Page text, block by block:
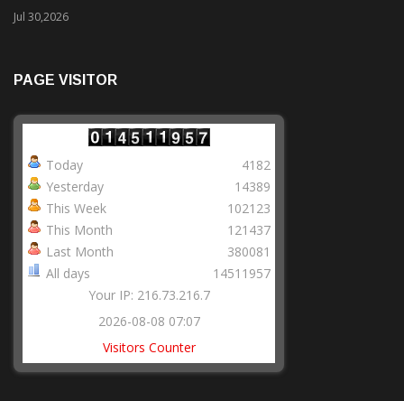
Jul 30,2026
PAGE VISITOR
Today
Yesterday
This Week
This Month
Last Month
All days
4182
14389
102123
121437
380081
14511957
Your IP: 216.73.216.7
2026-08-08 07:07
Visitors Counter